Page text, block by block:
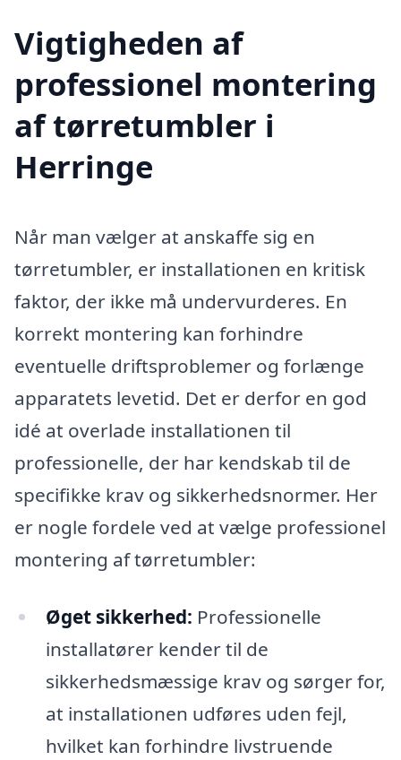
Vigtigheden af
professionel montering
af tørretumbler i
Herringe
Når man vælger at anskaffe sig en
tørretumbler, er installationen en kritisk
faktor, der ikke må undervurderes. En
korrekt montering kan forhindre
eventuelle driftsproblemer og forlænge
apparatets levetid. Det er derfor en god
idé at overlade installationen til
professionelle, der har kendskab til de
specifikke krav og sikkerhedsnormer. Her
er nogle fordele ved at vælge professionel
montering af tørretumbler:
Øget sikkerhed: Professionelle
installatører kender til de
sikkerhedsmæssige krav og sørger for,
at installationen udføres uden fejl,
hvilket kan forhindre livstruende